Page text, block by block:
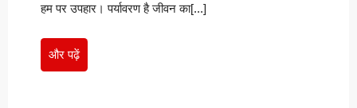
हम पर उपहार। पर्यावरण है जीवन का[...]
और पढ़ेंऔर
पढ़ें